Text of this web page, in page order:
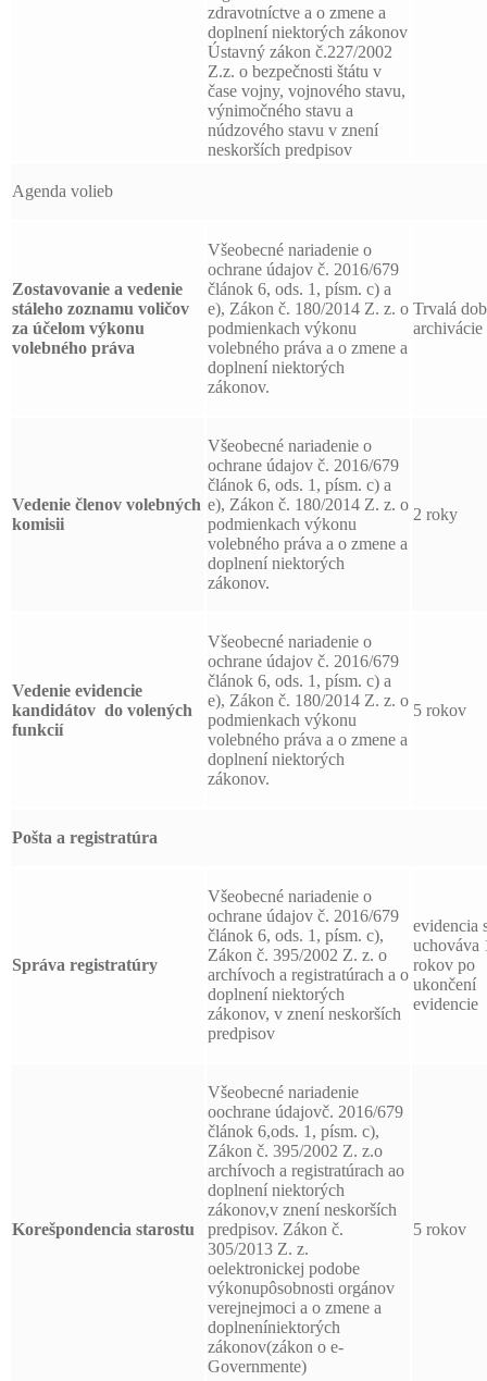
zdravotníctve a o zmene a
doplnení niektorých zákonov
Ústavný zákon č.227/2002
Z.z. o bezpečnosti štátu v
čase vojny, vojnového stavu,
výnimočného stavu a
núdzového stavu v znení
neskorších predpisov
Agenda volieb
Zostavovanie a vedenie
stáleho zoznamu voličov
za účelom výkonu
volebného práva
Všeobecné nariadenie o
ochrane údajov č. 2016/679
článok 6, ods. 1, písm. c) a
e), Zákon č. 180/2014 Z. z. o
podmienkach výkonu
volebného práva a o zmene a
doplnení niektorých
zákonov.
Trvalá
archivácie
Vedenie členov volebných
komisii
Všeobecné nariadenie o
ochrane údajov č. 2016/679
článok 6, ods. 1, písm. c) a
e), Zákon č. 180/2014 Z. z. o
podmienkach výkonu
volebného práva a o zmene a
doplnení niektorých
zákonov.
2 roky
Vedenie evidencie
kandidátov do volených
funkcií
Všeobecné nariadenie o
ochrane údajov č. 2016/679
článok 6, ods. 1, písm. c) a
e), Zákon č. 180/2014 Z. z. o
podmienkach výkonu
volebného práva a o zmene a
doplnení niektorých
zákonov.
5 rokov
Pošta a registratúra
Správa registratúry
Všeobecné nariadenie o
ochrane údajov č. 2016/679
článok 6, ods. 1, písm. c),
Zákon č. 395/2002 Z. z. o
archívoch a registratúrach a o
doplnení niektorých
zákonov, v znení neskorších
predpisov
evidencia
uchováva
rokov po
ukončení
evidencie
Korešpondencia starostu
Všeobecné nariadenie
oochrane údajovč. 2016/679
článok 6,ods. 1, písm. c),
Zákon č. 395/2002 Z. z.o
archívoch a registratúrach ao
doplnení niektorých
zákonov,v znení neskorších
predpisov. Zákon č.
305/2013 Z. z.
oelektronickej podobe
výkonupôsobnosti orgánov
verejnejmoci a o zmene a
doplneníniektorých
zákonov(zákon o e-
Governmente)
5 rokov